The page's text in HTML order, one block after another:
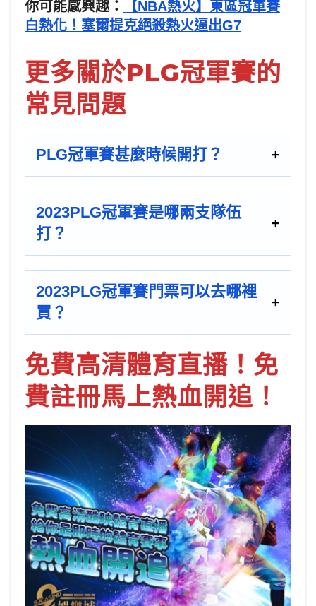
你可能感興趣：
【NBA熱火】東區冠軍賽
白熱化！塞爾提克絕殺熱火逼出G7
更多關於PLG冠軍賽的
常見問題
PLG冠軍賽甚麼時候開打？
2023PLG冠軍賽是哪兩支隊伍
打？
2023PLG冠軍賽門票可以去哪裡
買？
免費高清體育直播！免
費註冊馬上熱血開追！